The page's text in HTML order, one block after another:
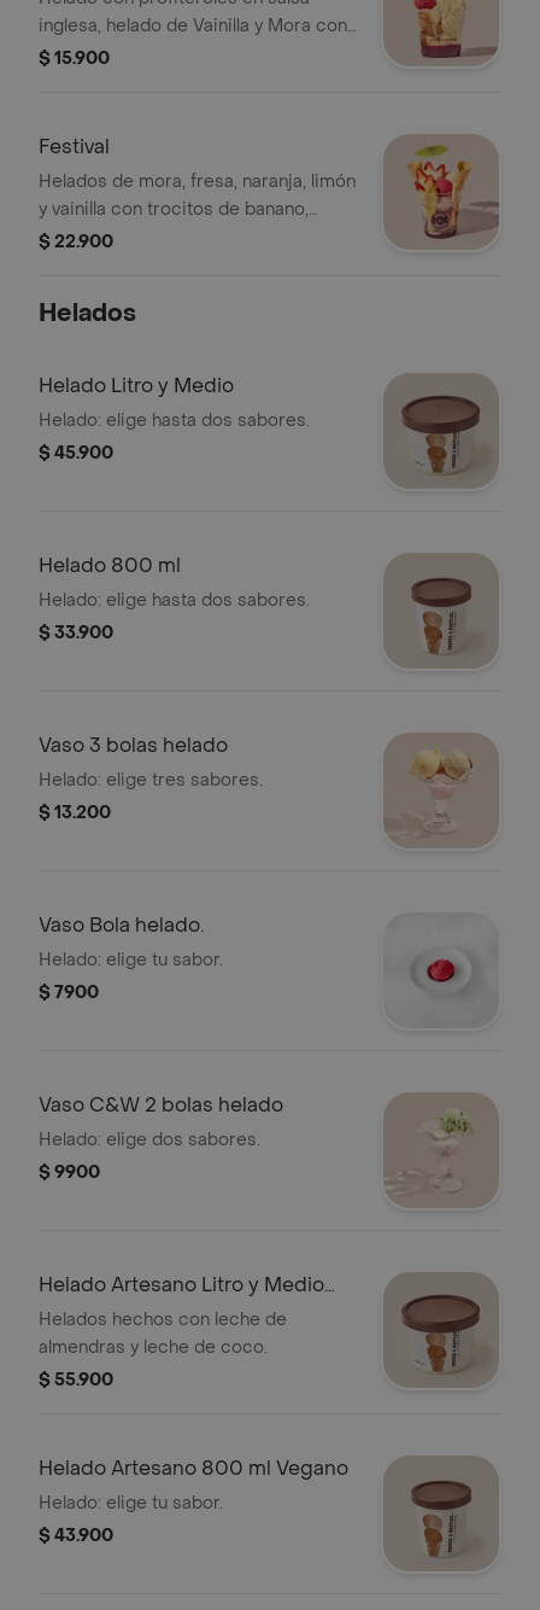
inglesa, helado de Vainilla y Mora con
salsa de frambuesa y crema chantilly.
$ 15.900
Festival
Helados de mora, fresa, naranja, limón
y vainilla con trocitos de banano,
fresas frescas sobre suave
$ 22.900
Helados
Helado Litro y Medio
Helado: elige hasta dos sabores.
$ 45.900
Helado 800 ml
Helado: elige hasta dos sabores.
$ 33.900
Vaso 3 bolas helado
Helado: elige tres sabores.
$ 13.200
Vaso Bola helado.
Helado: elige tu sabor.
$ 7900
Vaso C&W 2 bolas helado
Helado: elige dos sabores.
$ 9900
Helado Artesano Litro y Medio
Vegano
Helados hechos con leche de
almendras y leche de coco.
$ 55.900
Helado Artesano 800 ml Vegano
Helado: elige tu sabor.
$ 43.900